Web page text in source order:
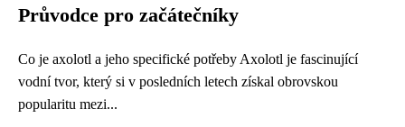
Průvodce pro začátečníky
Co je axolotl a jeho specifické potřeby Axolotl je fascinující
vodní tvor, který si v posledních letech získal obrovskou
popularitu mezi...